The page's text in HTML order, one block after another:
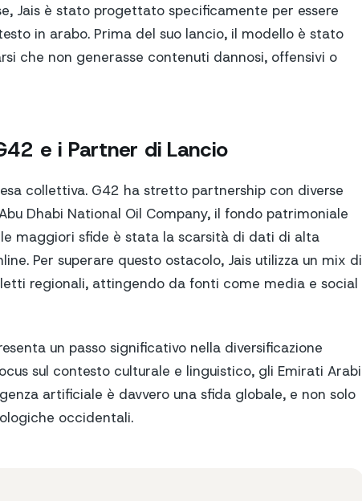
Jais è stato progettato specificamente per essere
in arabo. Prima del suo lancio, il modello è stato
che non generasse contenuti dannosi, offensivi o
e i Partner di Lancio
collettiva. G42 ha stretto partnership con diverse
Dhabi National Oil Company, il fondo patrimoniale
maggiori sfide è stata la scarsità di dati di alta
Per superare questo ostacolo, Jais utilizza un mix di
regionali, attingendo da fonti come media e social
un passo significativo nella diversificazione
sul contesto culturale e linguistico, gli Emirati Arabi
artificiale è davvero una sfida globale, e non solo
occidentali.